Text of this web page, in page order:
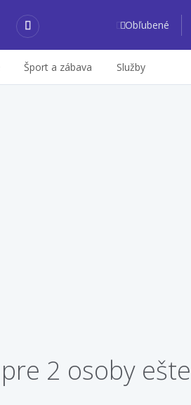
Obľubené
Šport a zábava Služby
2 osoby ešte